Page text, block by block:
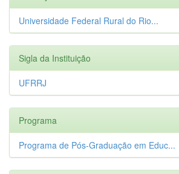
Universidade Federal Rural do Rio...
Sigla da Instituição
UFRRJ
Programa
Programa de Pós-Graduação em Educ...